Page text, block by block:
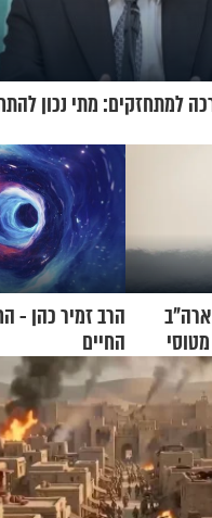
למתחזקים: מתי נכון
הרב זמיר כהן -
החיים